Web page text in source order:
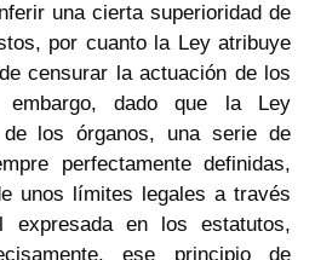
una cierta superioridad de
por cuanto la Ley atribuye
censurar la actuación de los
embargo, dado que la Ley
los órganos, una serie de
perfectamente definidas,
unos límites legales a través
expresada en los estatutos,
ese principio de